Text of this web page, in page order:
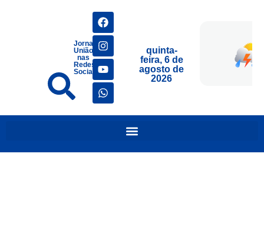
Jornais
União
nas
Redes
Sociais
quinta-
feira, 6 de
agosto de
2026